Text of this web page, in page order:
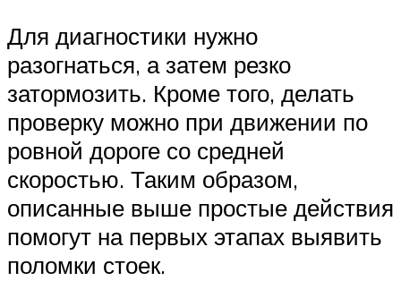
Для диагностики нужно
разогнаться, а затем резко
затормозить. Кроме того, делать
проверку можно при движении по
ровной дороге со средней
скоростью. Таким образом,
описанные выше простые действия
помогут на первых этапах выявить
поломки стоек.